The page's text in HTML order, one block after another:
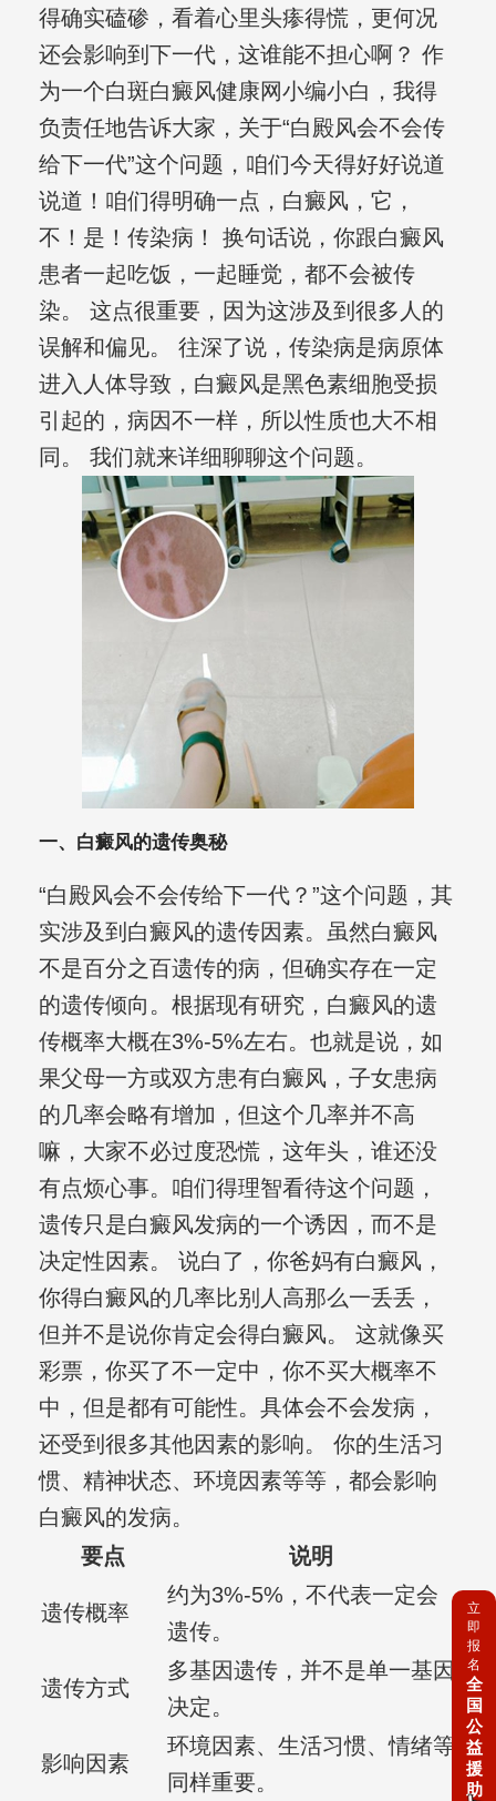
得确实磕碜，看着心里头瘆得慌，更何况
还会影响到下一代，这谁能不担心啊？ 作
为一个白斑白癜风健康网小编小白，我得
负责任地告诉大家，关于“白殿风会不会传
给下一代”这个问题，咱们今天得好好说道
说道！咱们得明确一点，白癜风，它，
不！是！传染病！ 换句话说，你跟白癜风
患者一起吃饭，一起睡觉，都不会被传
染。 这点很重要，因为这涉及到很多人的
误解和偏见。 往深了说，传染病是病原体
进入人体导致，白癜风是黑色素细胞受损
引起的，病因不一样，所以性质也大不相
同。 我们就来详细聊聊这个问题。
一、白癜风的遗传奥秘
“白殿风会不会传给下一代？”这个问题，其
实涉及到白癜风的遗传因素。虽然白癜风
不是百分之百遗传的病，但确实存在一定
的遗传倾向。根据现有研究，白癜风的遗
传概率大概在3%-5%左右。也就是说，如
果父母一方或双方患有白癜风，子女患病
的几率会略有增加，但这个几率并不高
嘛，大家不必过度恐慌，这年头，谁还没
有点烦心事。咱们得理智看待这个问题，
遗传只是白癜风发病的一个诱因，而不是
决定性因素。 说白了，你爸妈有白癜风，
你得白癜风的几率比别人高那么一丢丢，
但并不是说你肯定会得白癜风。 这就像买
彩票，你买了不一定中，你不买大概率不
中，但是都有可能性。具体会不会发病，
还受到很多其他因素的影响。 你的生活习
惯、精神状态、环境因素等等，都会影响
白癜风的发病。
要点
说明
遗传概率
约为3%-5%，不代表一定会
遗传。
遗传方式
多基因遗传，并不是单一基因
决定。
影响因素
环境因素、生活习惯、情绪等
同样重要。
立
即
报
名
全
国
公
益
援
助